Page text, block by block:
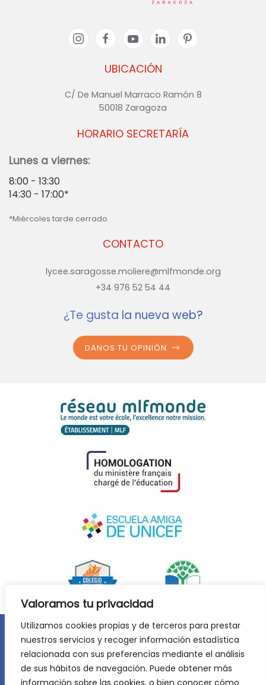
Valoramos tu privacidad
Utilizamos cookies propias y de terceros para prestar
nuestros servicios y recoger información estadística
relacionada con sus preferencias mediante el análisis
de sus hábitos de navegación. Puede obtener más
información sobre las cookies, o bien conocer cómo
UBICACIÓN
C/ De Manuel Marraco Ramón 8
50018 Zaragoza
CONTACTO
lycee.saragosse.moliere@mlfmonde.org
+34 976 52 54 44
HORARIO SECRETARÍA
Lunes a viernes:
8:00 - 13:30
14:30 - 17:00*
*Miércoles tarde cerrado
¿Te gusta la nueva web?
DANOS TU OPINIÓN
Aviso legal
Política de privacidad
Política de cookies
©2026Lycée Français Molière de Zaragoza. Todos los